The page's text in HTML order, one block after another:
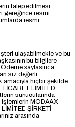
talep edilmesi
gereğince resmi
resmi
ulaşabilmekte ve bu
bu bilgilere
sayfasında
siz değerli
amacıyla hiçbir şekilde
LİMİTED
sunucularında
işlemlerin MODAAX
ŞİRKETİ
arasında